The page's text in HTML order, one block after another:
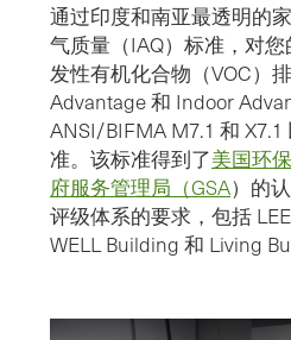
通过印度和南亚最透明的
气质量（IAQ）标准，对
发性有机化合物（VOC）
Advantage 和 Indoor
ANSI/BIFMA M7.1 和 X7.1
准。该标准得到了美国环
府服务管理局（GSA）的
评级体系的要求，包括
WELL Building 和 Living